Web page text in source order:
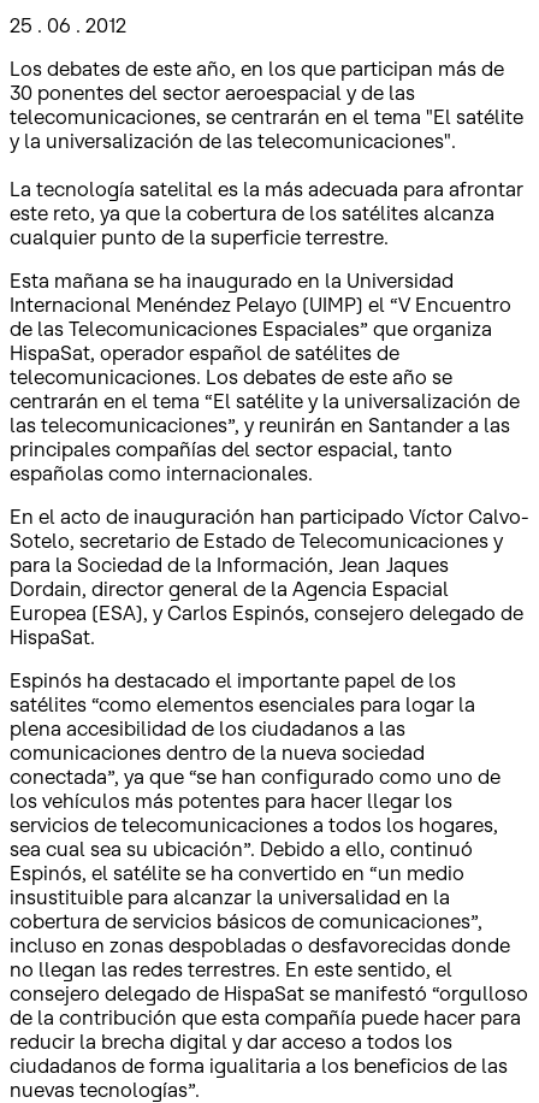
25 . 06 . 2012
Los debates de este año, en los que participan más de
30 ponentes del sector aeroespacial y de las
telecomunicaciones, se centrarán en el tema "El satélite
y la universalización de las telecomunicaciones".
La tecnología satelital es la más adecuada para afrontar
este reto, ya que la cobertura de los satélites alcanza
cualquier punto de la superficie terrestre.
Esta mañana se ha inaugurado en la Universidad
Internacional Menéndez Pelayo (UIMP) el “V Encuentro
de las Telecomunicaciones Espaciales” que organiza
HispaSat, operador español de satélites de
telecomunicaciones. Los debates de este año se
centrarán en el tema “El satélite y la universalización de
las telecomunicaciones”, y reunirán en Santander a las
principales compañías del sector espacial, tanto
españolas como internacionales.
En el acto de inauguración han participado Víctor Calvo-
Sotelo, secretario de Estado de Telecomunicaciones y
para la Sociedad de la Información, Jean Jaques
Dordain, director general de la Agencia Espacial
Europea (ESA), y Carlos Espinós, consejero delegado de
HispaSat.
Espinós ha destacado el importante papel de los
satélites “como elementos esenciales para logar la
plena accesibilidad de los ciudadanos a las
comunicaciones dentro de la nueva sociedad
conectada”, ya que “se han configurado como uno de
los vehículos más potentes para hacer llegar los
servicios de telecomunicaciones a todos los hogares,
sea cual sea su ubicación”. Debido a ello, continuó
Espinós, el satélite se ha convertido en “un medio
insustituible para alcanzar la universalidad en la
cobertura de servicios básicos de comunicaciones”,
incluso en zonas despobladas o desfavorecidas donde
no llegan las redes terrestres. En este sentido, el
consejero delegado de HispaSat se manifestó “orgulloso
de la contribución que esta compañía puede hacer para
reducir la brecha digital y dar acceso a todos los
ciudadanos de forma igualitaria a los beneficios de las
nuevas tecnologías”.